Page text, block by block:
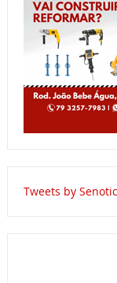
Tweets by